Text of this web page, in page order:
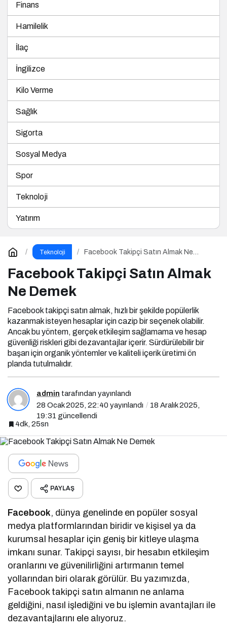
Finans
Hamilelik
İlaç
İngilizce
Kilo Verme
Sağlık
Sigorta
Sosyal Medya
Spor
Teknoloji
Yatırım
Teknoloji
Facebook Takipçi Satın Almak Ne
Facebook Takipçi Satın Almak
Ne Demek
Facebook takipçi satın almak, hızlı bir şekilde popülerlik
kazanmak isteyen hesaplar için cazip bir seçenek olabilir.
Ancak bu yöntem, gerçek etkileşim sağlamama ve hesap
güvenliği riskleri gibi dezavantajlar içerir. Sürdürülebilir bir
başarı için organik yöntemler ve kaliteli içerik üretimi ön
planda tutulmalıdır.
admin tarafından yayınlandı
28 Ocak 2025, 22:40 yayınlandı
18 Aralık 2025,
19:31 güncellendi
4dk, 25sn
PAYLAŞ
Facebook, dünya genelinde en popüler sosyal
medya platformlarından biridir ve kişisel ya da
kurumsal hesaplar için geniş bir kitleye ulaşma
imkanı sunar. Takipçi sayısı, bir hesabın etkileşim
oranlarını ve güvenilirliğini artırmanın temel
yollarından biri olarak görülür. Bu yazımızda,
Facebook takipçi satın almanın ne anlama
geldiğini, nasıl işlediğini ve bu işlemin avantajları ile
dezavantajlarını ele alıyoruz.